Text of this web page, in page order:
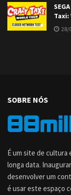
28/
SOBRE NÓS
É um site de
longa data.
desenvolver um
é usar este espaço